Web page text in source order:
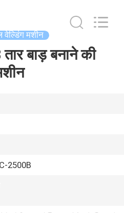
वेल्डिंग मशीन
बाड़ बनाने की
2500B